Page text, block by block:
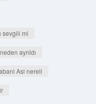
sevgili mi
ayrıldı
Asi nereli